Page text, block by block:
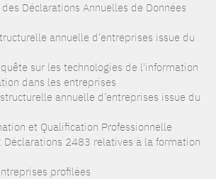
des Déclarations Annuelles de Données
annuelle d’entreprises issue du
sur les technologies de l'information
dans les entreprises
annuelle d’entreprises issue du
et Qualification Professionnelle
Déclarations 2483 relatives à la formation
profilées